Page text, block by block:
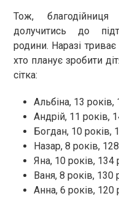
Тож,
долучитись до
родини. Наразі
хто планує зробити
сітка:
Альбіна, 13 років,
Андрій, 11 років,
Богдан, 10 років,
Назар, 8 років,
Яна, 10 років, 134
Ваня, 8 років, 130
Анна, 6 років, 120